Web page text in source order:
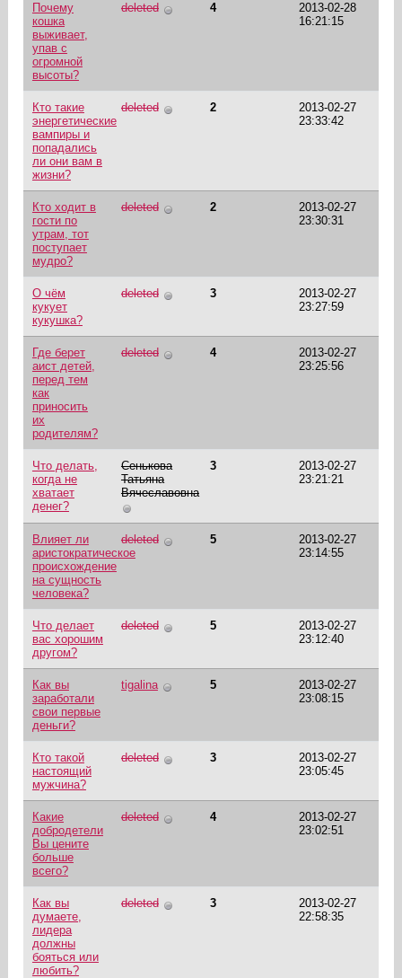
Почему
кошка
выживает,
упав с
огромной
высоты?
deleted 4
2013-02-28
16:21:15
Кто такие
энергетические
вампиры и
попадались
ли они вам в
жизни?
deleted 2
2013-02-27
23:33:42
Кто ходит в
гости по
утрам, тот
поступает
мудро?
deleted 2
2013-02-27
23:30:31
О чём
кукует
кукушка?
deleted 3
2013-02-27
23:27:59
Где берет
аист детей,
перед тем
как
приносить
их
родителям?
deleted 4
2013-02-27
23:25:56
Что делать,
когда не
хватает
денег?
Сенькова
Татьяна
Вячеславовна
3
2013-02-27
23:21:21
Влияет ли
аристократическое
происхождение
на сущность
человека?
deleted 5
2013-02-27
23:14:55
Что делает
вас хорошим
другом?
deleted 5
2013-02-27
23:12:40
Как вы
заработали
свои первые
деньги?
tigalina 5
2013-02-27
23:08:15
Кто такой
настоящий
мужчина?
deleted 3
2013-02-27
23:05:45
Какие
добродетели
Вы цените
больше
всего?
deleted 4
2013-02-27
23:02:51
Как вы
думаете,
лидера
должны
бояться или
любить?
deleted 3
2013-02-27
22:58:35